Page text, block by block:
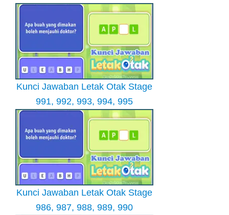
Kunci Jawaban Letak Otak Stage
991, 992, 993, 994, 995
Kunci Jawaban Letak Otak Stage
986, 987, 988, 989, 990